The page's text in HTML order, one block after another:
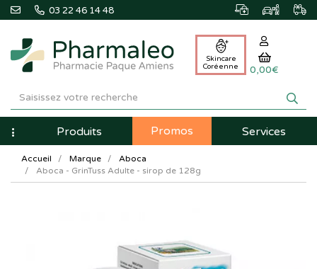
03 22 46 14 48
Pharmaleo
Pharmacie
Paque
Amiens
Skincare
Coréenne
0,00€
NavigationProduits Promos Services
Accueil Marque
Aboca
Aboca - GrinTuss Adulte - sirop de 128g